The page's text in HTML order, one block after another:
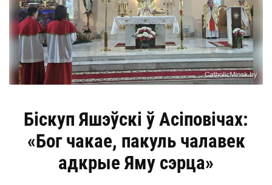
Біскуп Яшэўскі ў Асіповічах:
«Бог чакае, пакуль чалавек
адкрые Яму сэрца»